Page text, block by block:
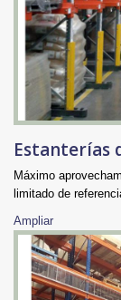
Estanterías
Máximo
limitado de
Ampliar